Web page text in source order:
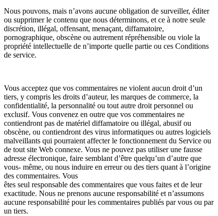
Nous pouvons, mais n’avons aucune obligation de surveiller, éditer
ou supprimer le contenu que nous déterminons, et ce à notre seule
discrétion, illégal, offensant, menaçant, diffamatoire,
pornographique, obscène ou autrement répréhensible ou viole la
propriété intellectuelle de n’importe quelle partie ou ces Conditions
de service.
Vous acceptez que vos commentaires ne violent aucun droit d’un
tiers, y compris les droits d’auteur, les marques de commerce, la
confidentialité, la personnalité ou tout autre droit personnel ou
exclusif. Vous convenez en outre que vos commentaires ne
contiendront pas de matériel diffamatoire ou illégal, abusif ou
obscène, ou contiendront des virus informatiques ou autres logiciels
malveillants qui pourraient affecter le fonctionnement du Service ou
de tout site Web connexe. Vous ne pouvez pas utiliser une fausse
adresse électronique, faire semblant d’être quelqu’un d’autre que
vous- même, ou nous induire en erreur ou des tiers quant à l’origine
des commentaires. Vous
êtes seul responsable des commentaires que vous faites et de leur
exactitude. Nous ne prenons aucune responsabilité et n’assumons
aucune responsabilité pour les commentaires publiés par vous ou par
un tiers.